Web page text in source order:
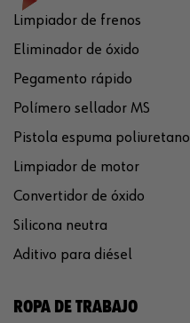
Limpiador de frenos
Eliminador de óxido
Pegamento rápido
Polímero sellador MS
Pistola espuma poliuretano
Limpiador de motor
Convertidor de óxido
Silicona neutra
Aditivo para diésel
ROPA DE TRABAJO